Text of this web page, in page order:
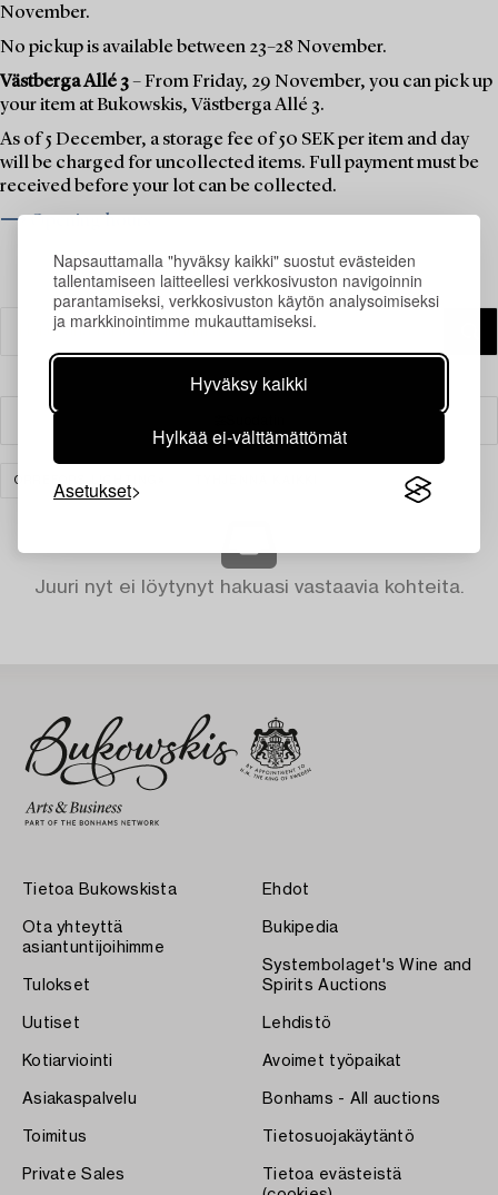
Napsauttamalla "hyväksy kaikki" suostut evästeiden
tallentamiseen laitteellesi verkkosivuston navigoinnin
parantamiseksi, verkkosivuston käytön analysoimiseksi
ja markkinointimme mukauttamiseksi.
Hyväksy kaikki
Hylkää ei-välttämättömät
Asetukset
November.
No pickup is available between 23–28 November.
Västberga Allé 3– From Friday, 29 November, you can pick up
your item at Bukowskis, Västberga Allé 3.
As of 5 December, a storage fee of 50 SEK per item and day
will be charged for uncollected items. Full payment must be
received before your lot can be collected.
⟶ Opening hours
ORREFORS LIGHTING
Juuri nyt ei löytynyt hakuasi vastaavia kohteita.
Tietoa Bukowskista
Ota yhteyttä
asiantuntijoihimme
Tulokset
Uutiset
Kotiarviointi
Asiakaspalvelu
Toimitus
Private Sales
Ehdot
Bukipedia
Systembolaget's Wine and
Spirits Auctions
Lehdistö
Avoimet työpaikat
Bonhams - All auctions
Tietosuojakäytäntö
Tietoa evästeistä